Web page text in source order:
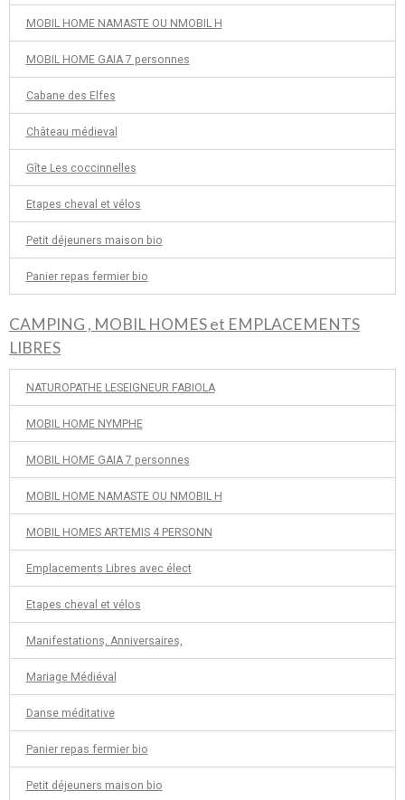
MOBIL HOME NAMASTE OU NMOBIL H
MOBIL HOME GAIA 7 personnes
Cabane des Elfes
Château médieval
Gîte Les coccinnelles
Etapes cheval et vélos
Petit déjeuners maison bio
Panier repas fermier bio
CAMPING , MOBIL HOMES et EMPLACEMENTS
LIBRES
NATUROPATHE LESEIGNEUR FABIOLA
MOBIL HOME NYMPHE
MOBIL HOME GAIA 7 personnes
MOBIL HOME NAMASTE OU NMOBIL H
MOBIL HOMES ARTEMIS 4 PERSONN
Emplacements Libres avec élect
Etapes cheval et vélos
Manifestations, Anniversaires,
Mariage Médiéval
Danse méditative
Panier repas fermier bio
Petit déjeuners maison bio